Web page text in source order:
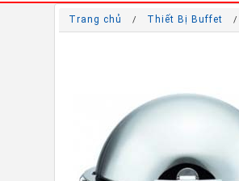
Trang chủ / Thiết Bị Buffet /